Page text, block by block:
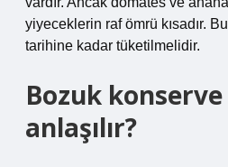
yiyeceklerin raf ömrü kısadır.
tarihine kadar tüketilmelidir.
Bozuk konserve
anlaşılır?